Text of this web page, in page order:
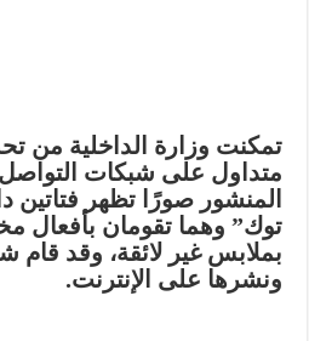
تمكنت وزارة الداخلية من
متداول على شبكات
المنشور صورًا تظهر فتاتين
توك” وهما تقومان بأفعال
بملابس غير لائقة، وقد قام
ونشرها على الإنترنت.